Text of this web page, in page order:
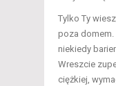
Tylko Ty
poza domem.
niekiedy
Wreszcie
ciężkiej,